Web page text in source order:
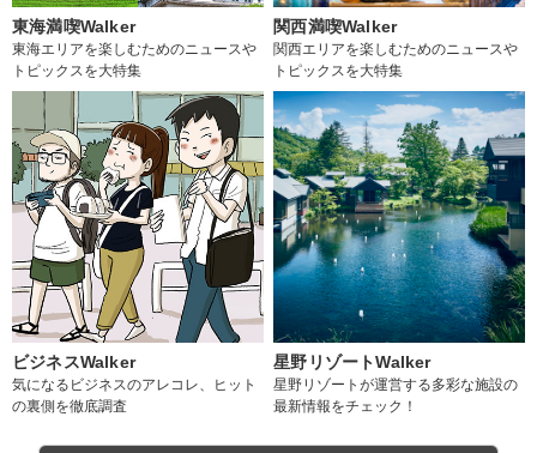
東海満喫Walker
東海エリアを楽しむためのニュースや
トピックスを大特集
関西満喫Walker
関西エリアを楽しむためのニュースや
トピックスを大特集
ビジネスWalker
気になるビジネスのアレコレ、ヒット
の裏側を徹底調査
星野リゾートWalker
星野リゾートが運営する多彩な施設の
最新情報をチェック！